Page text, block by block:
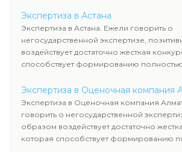
Экспертиза в Астана
Экспертиза в Астана. Ежели говорить о
негосударственной экспертизе,
воздействует достаточно жесткая
способствует формированию
Экспертиза в Оценочная компания
Экспертиза в Оценочная компания
говорить о негосударственной
образом воздействует достаточно
которая способствует формированию